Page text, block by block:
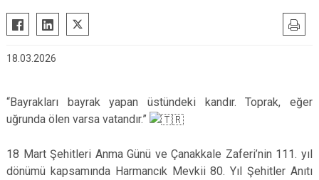
Erbaa
18.03.2026
“Bayrakları bayrak yapan üstündeki kandır. Toprak, eğer
uğrunda ölen varsa vatandır.”
18 Mart Şehitleri Anma Günü ve Çanakkale Zaferi’nin 111. yıl
dönümü kapsamında Harmancık Mevkii 80. Yıl Şehitler Anıtı